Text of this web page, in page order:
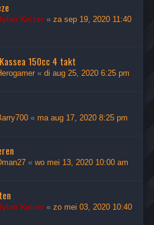
Keizer « za sep 19, 2020 11:40
150cc 4 takt
« di aug 25, 2020 6:25 pm
« ma aug 17, 2020 8:25 pm
« wo mei 13, 2020 10:00 am
Keizer « zo mei 03, 2020 10:40